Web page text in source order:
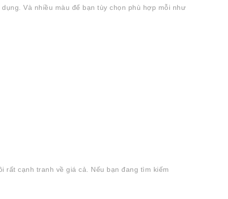
Và nhiều màu để bạn tùy chọn phù hợp mỗi như
rất cạnh tranh về giá cả. Nếu bạn đang tìm kiếm